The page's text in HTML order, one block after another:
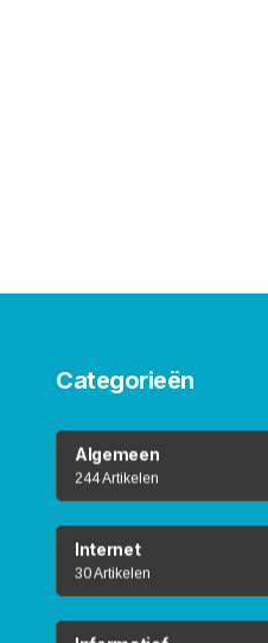
Categorieën
Algemeen
244 Artikelen
Internet
30 Artikelen